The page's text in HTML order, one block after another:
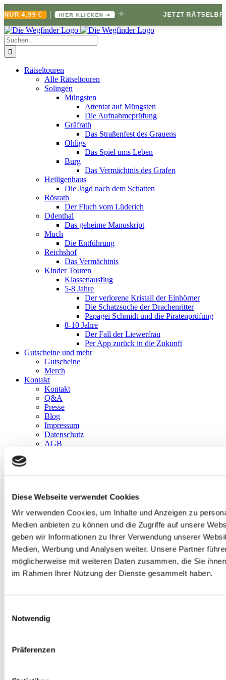
Diese Webseite verwendet Cookies
Wir verwenden Cookies, um Inhalte und Anzeigen zu
Medien anbieten zu können und die Zugriffe auf unsere
geben wir Informationen zu Ihrer Verwendung unserer
Medien, Werbung und Analysen weiter. Unsere Partner
möglicherweise mit weiteren Daten zusammen, die Sie
im Rahmen Ihrer Nutzung der Dienste gesammelt haben.
Notwendig
Präferenzen
4,99 € | HIER KLICKEN ➔ ✦ JETZT
Zum
Inhalt
springen
Suche
nach:
Rätseltouren
Alle Rätseltouren
Solingen
Müngsten
Attentat auf Müngsten
Die Aufnahmeprüfung
Gräfrath
Das Straßenfest des Grauens
Ohligs
Das Spiel ums Leben
Burg
Das Vermächtnis des Grafen
Heiligenhaus
Die Jagd nach dem Schatten
Rösrath
Der Fluch vom Lüderich
Odenthal
Das geheime Manuskript
Much
Die Entführung
Reichshof
Das Vermächtnis
Kinder Touren
Klassenausflug
5-8 Jahre
Der verlorene Kristall der Einhörner
Die Schatzsuche der Drachenritter
Papagei Schmidt und die Piratenprüfung
8-10 Jahre
Der Fall der Liewerfrau
Per App zurück in die Zukunft
Gutscheine und mehr
Gutscheine
Merch
Kontakt
Kontakt
Q&A
Presse
Blog
Impressum
Datenschutz
AGB
Abenteuer im Bergischen Land!
Junggesellenabschied mal anders: Euer unvergessliches